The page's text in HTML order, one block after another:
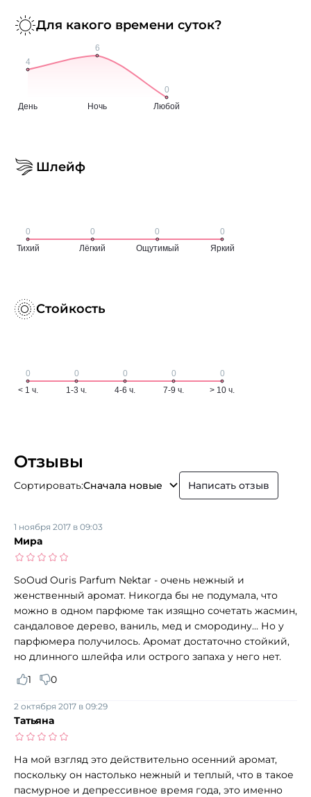
Для какого времени суток?
Шлейф
Стойкость
Отзывы
Сортировать:Сначала новые Написать отзыв
Мира
1 ноября 2017 в 09:03
SoOud Ouris Parfum Nektar - очень нежный и
женственный аромат. Никогда бы не подумала, что
можно в одном парфюме так изящно сочетать жасмин,
сандаловое дерево, ваниль, мед и смородину... Но у
парфюмера получилось. Аромат достаточно стойкий,
но длинного шлейфа или острого запаха у него нет.
1
0
Татьяна
2 октября 2017 в 09:29
На мой взгляд это действительно осенний аромат,
поскольку он настолько нежный и теплый, что в такое
пасмурное и депрессивное время года, это именно